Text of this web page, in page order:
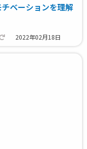
ベーションを理解
2022年02月18日